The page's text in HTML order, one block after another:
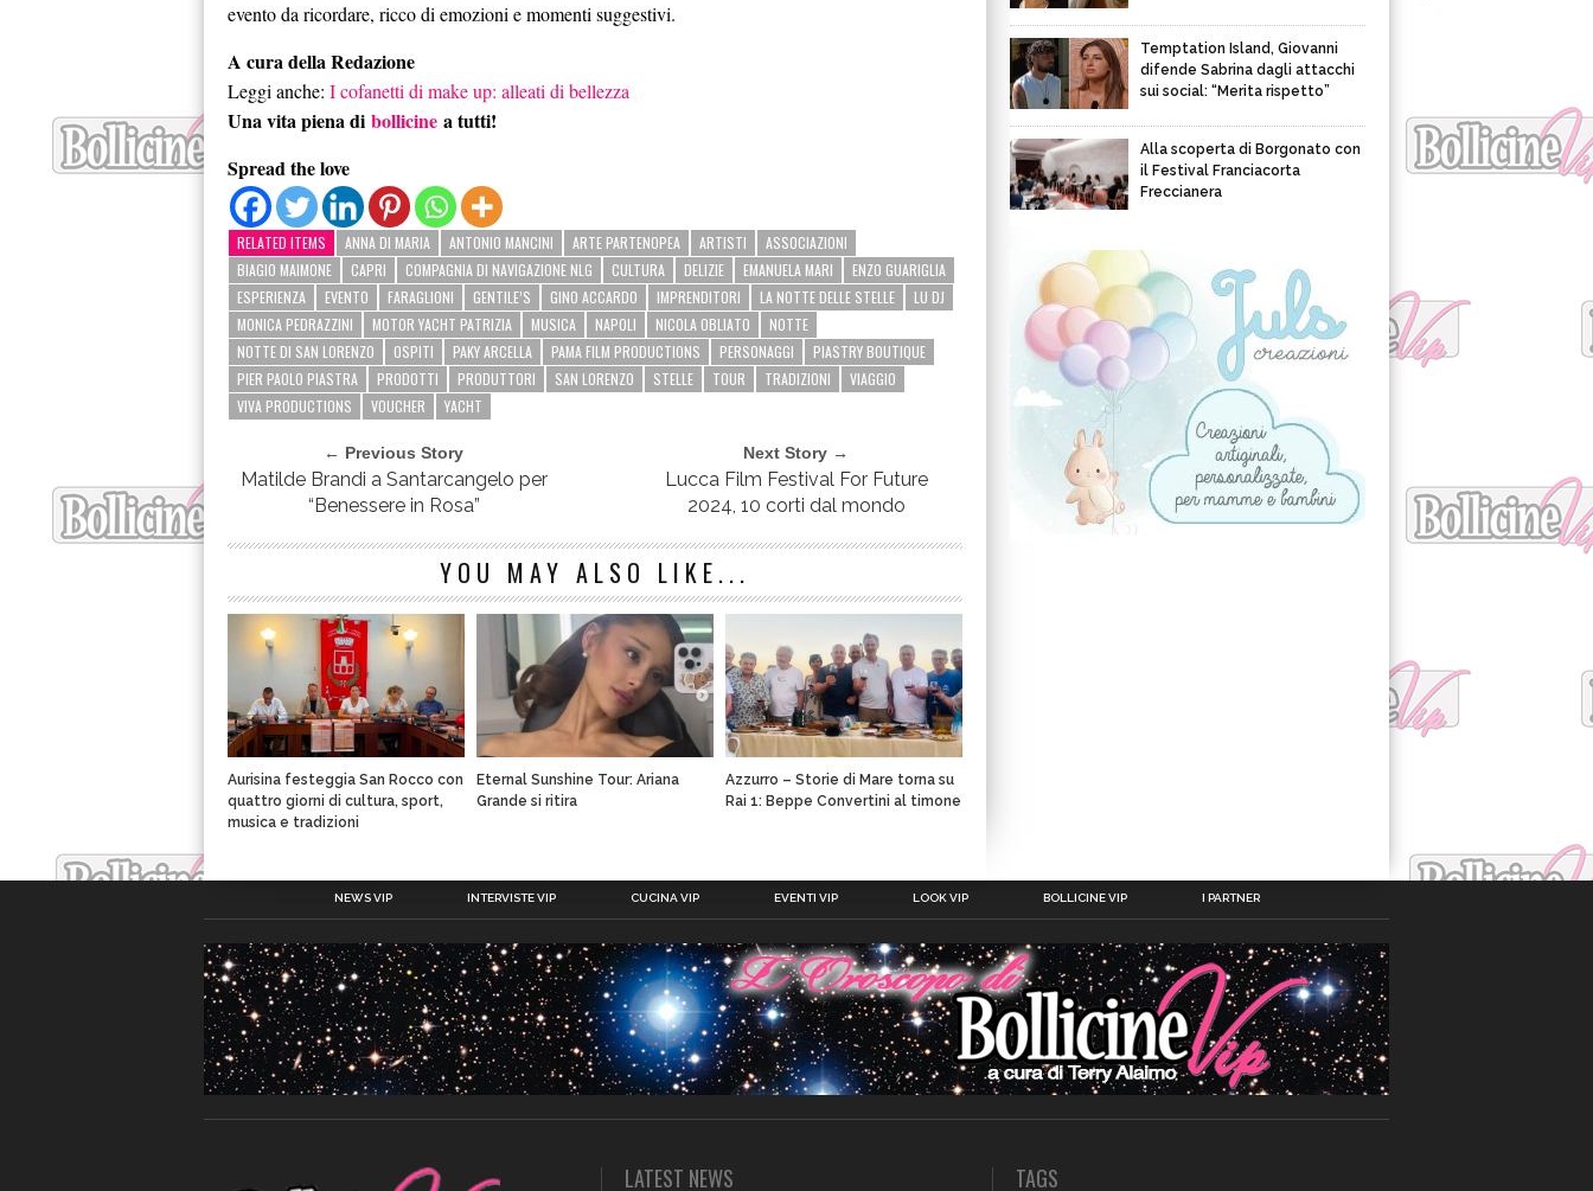
evento da ricordare, ricco di emozioni e momenti suggestivi.
A cura della Redazione
Leggi anche: I cofanetti di make up: alleati di bellezza
Una vita piena di bollicine a tutti!
Spread the love
RELATED ITEMS ANNA DI MARIA ANTONIO MANCINI ARTE PARTENOPEA ARTISTI
ASSOCIAZIONI
BIAGIO MAIMONE
CAPRI COMPAGNIA DI NAVIGAZIONE NLG CULTURA DELIZIE EMANUELA MARI
ENZO GUARIGLIA
ESPERIENZA
EVENTO FARAGLIONI GENTILE’S GINO ACCARDO IMPRENDITORI LA NOTTE DELLE STELLE
LU DJ
MONICA PEDRAZZINI
MOTOR YACHT PATRIZIA MUSICA NAPOLI NICOLA OBLIATO
NOTTE
NOTTE DI SAN LORENZO
OSPITI PAKY ARCELLA PAMA FILM PRODUCTIONS PERSONAGGI
PIASTRY BOUTIQUE
PIER PAOLO PIASTRA
PRODOTTI PRODUTTORI SAN LORENZO STELLE TOUR TRADIZIONI
VIAGGIO
VIVA PRODUCTIONS
VOUCHER YACHT
← Previous Story
Matilde Brandi a Santarcangelo per
“Benessere in Rosa”
Next Story →
Lucca Film Festival For Future
2024, 10 corti dal mondo
YOU MAY ALSO LIKE...
Aurisina festeggia San Rocco con
quattro giorni di cultura, sport,
musica e tradizioni
Eternal Sunshine Tour: Ariana
Grande si ritira
Azzurro – Storie di Mare torna su
Rai 1: Beppe Convertini al timone
Temptation Island, Giovanni
difende Sabrina dagli attacchi
sui social: “Merita rispetto”
Alla scoperta di Borgonato con
il Festival Franciacorta
Freccianera
NEWS VIP INTERVISTE VIP CUCINA VIP EVENTI VIP LOOK VIP BOLLICINE VIP I PARTNER
LATEST NEWS TAGS